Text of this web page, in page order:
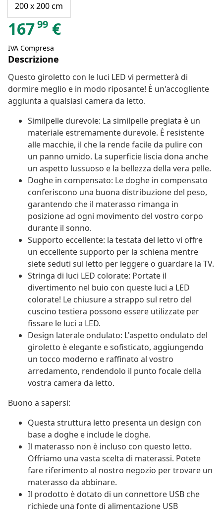
200 x 200 cm
16799 €
IVA Compresa
Descrizione
Questo giroletto con le luci LED vi permetterà di
dormire meglio e in modo riposante! È un'accogliente
aggiunta a qualsiasi camera da letto.
Similpelle durevole: La similpelle pregiata è un
materiale estremamente durevole. È resistente
alle macchie, il che la rende facile da pulire con
un panno umido. La superficie liscia dona anche
un aspetto lussuoso e la bellezza della vera pelle.
Doghe in compensato: Le doghe in compensato
conferiscono una buona distribuzione del peso,
garantendo che il materasso rimanga in
posizione ad ogni movimento del vostro corpo
durante il sonno.
Supporto eccellente: la testata del letto vi offre
un eccellente supporto per la schiena mentre
siete seduti sul letto per leggere o guardare la TV.
Stringa di luci LED colorate: Portate il
divertimento nel buio con queste luci a LED
colorate! Le chiusure a strappo sul retro del
cuscino testiera possono essere utilizzate per
fissare le luci a LED.
Design laterale ondulato: L'aspetto ondulato del
giroletto è elegante e sofisticato, aggiungendo
un tocco moderno e raffinato al vostro
arredamento, rendendolo il punto focale della
vostra camera da letto.
Buono a sapersi:
Questa struttura letto presenta un design con
base a doghe e include le doghe.
Il materasso non è incluso con questo letto.
Offriamo una vasta scelta di materassi. Potete
fare riferimento al nostro negozio per trovare un
materasso da abbinare.
Il prodotto è dotato di un connettore USB che
richiede una fonte di alimentazione USB